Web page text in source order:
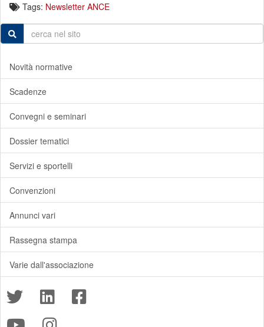
Tags: Newsletter ANCE
Novità normative
Scadenze
Convegni e seminari
Dossier tematici
Servizi e sportelli
Convenzioni
Annunci vari
Rassegna stampa
Varie dall'associazione